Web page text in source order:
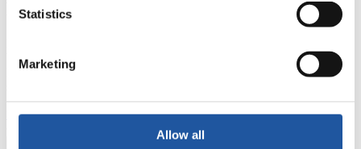
Statistics
Marketing
Allow all
Für Ausrichter
Wettkämpfen, Anti-Doping und Fairplay einsehen, sich über
Kontaktpersonen für Wettkämpfe und Sponsoren informieren,
>> Weiter